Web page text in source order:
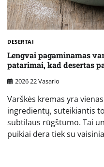
DESERTAI
Lengvai pagaminamas
patarimai, kad desertas
2026 22 Vasario
Varškės kremas yra
ingredientų, suteikiantis
subtilaus rūgštumo. Tai
puikiai dera tiek su